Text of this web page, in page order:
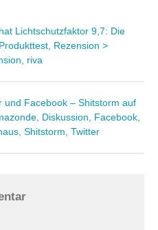
Lichtschutzfaktor 9,7: Die
Rezension >
riva
und Facebook – Shitstorm auf
Diskussion, Facebook,
Shitstorm, Twitter